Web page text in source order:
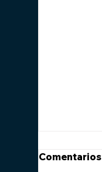
Comentarios